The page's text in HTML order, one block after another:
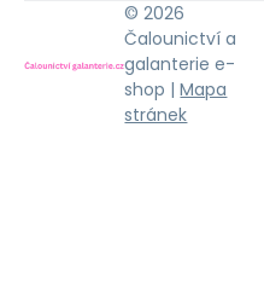
© 2026
Čalounictví a
galanterie e-
shop |Mapa
stránek